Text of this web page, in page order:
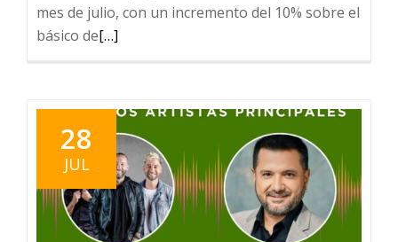
mes de julio, con un incremento del 10% sobre el
básico deLeer
HABERES
CON
AUMENTO
[…]
28
JUL